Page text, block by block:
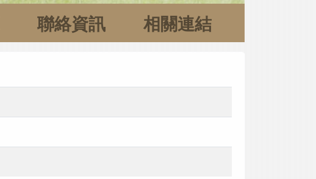
聯絡資訊 相關連結